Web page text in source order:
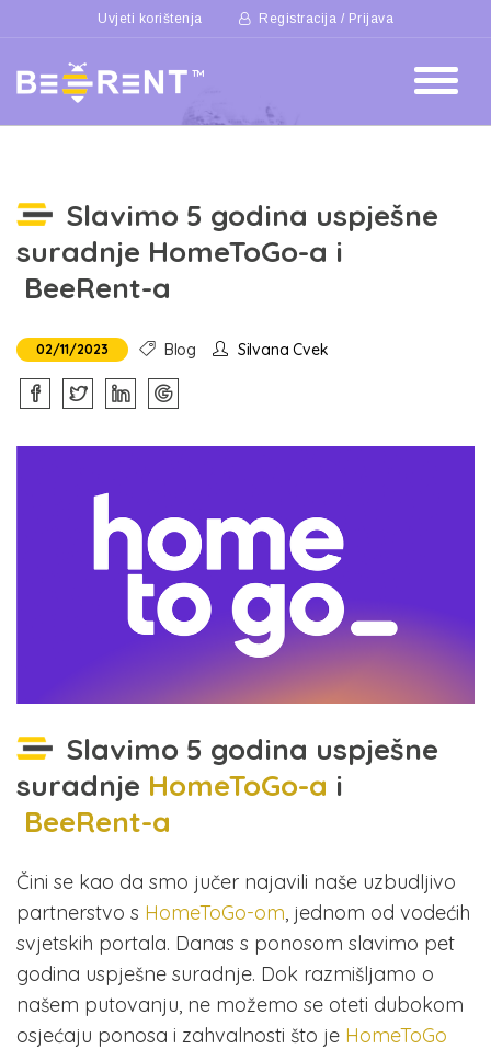
Uvjeti korištenja Registracija / Prijava
Slavimo 5 godina uspješne
suradnje HomeToGo-a i
BeeRent-a
02/11/2023 Blog Silvana Cvek
Slavimo 5 godina uspješne
suradnje HomeToGo-a i
BeeRent-a
Čini se kao da smo jučer najavili naše uzbudljivo
partnerstvo s HomeToGo-om, jednom od vodećih
svjetskih portala. Danas s ponosom slavimo pet
godina uspješne suradnje. Dok razmišljamo o
našem putovanju, ne možemo se oteti dubokom
osjećaju ponosa i zahvalnosti što je HomeToGo